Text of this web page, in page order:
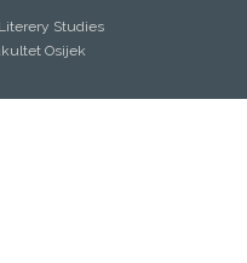
Studies
Osijek